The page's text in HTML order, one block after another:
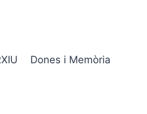
Dones i Memòria